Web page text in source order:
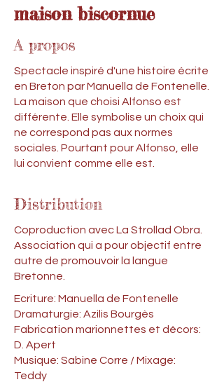
maison biscornue
A propos
Spectacle inspiré d'une histoire écrite
en Breton par Manuella de Fontenelle.
La maison que choisi Alfonso est
différente. Elle symbolise un choix qui
ne correspond pas aux normes
sociales. Pourtant pour Alfonso, elle
lui convient comme elle est.
Distribution
Coproduction avec La Strollad Obra.
Association qui a pour objectif entre
autre de promouvoir la langue
Bretonne.
Ecriture: Manuella de Fontenelle
Dramaturgie: Azilis Bourgès
Fabrication marionnettes et décors:
D. Apert
Musique: Sabine Corre / Mixage:
Teddy